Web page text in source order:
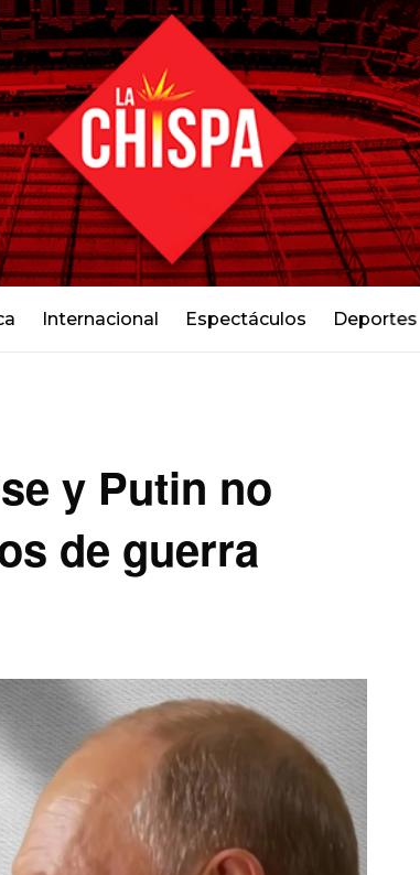
Internacional Espectáculos Deportes
y Putin no
de guerra